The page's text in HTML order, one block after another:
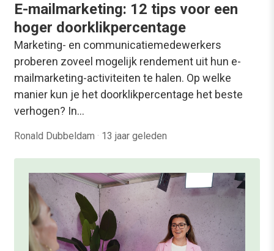
E-mailmarketing: 12 tips voor een
hoger doorklikpercentage
Marketing- en communicatiemedewerkers
proberen zoveel mogelijk rendement uit hun e-
mailmarketing-activiteiten te halen. Op welke
manier kun je het doorklikpercentage het beste
verhogen? In…
Ronald Dubbeldam · 13 jaar geleden